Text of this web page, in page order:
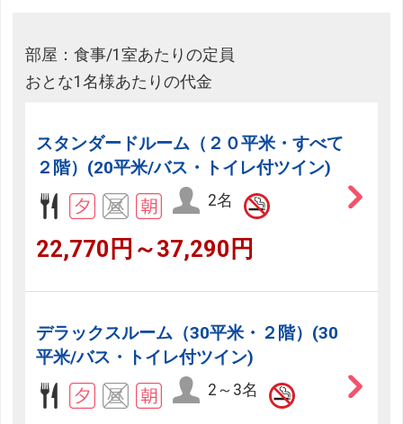
部屋：食事/1室あたりの定員
おとな1名様あたりの代金
スタンダードルーム（２０平米・すべて
２階）(20平米/バス・トイレ付ツイン)
2名
22,770円～37,290円
デラックスルーム（30平米・２階）(30
平米/バス・トイレ付ツイン)
2～3名